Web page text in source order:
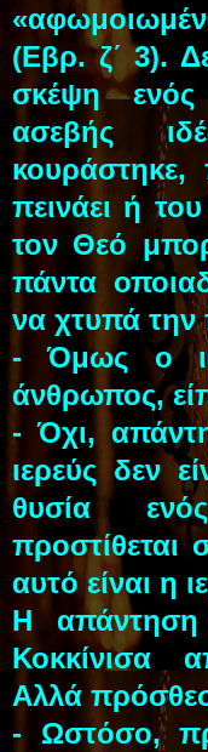
(Εβρ. ζ΄ 3).
σκέψη
ασεβής
πεινάει ή
τον Θεό
πάντα
να χτυπά την
- Όμως ο
άνθρωπος,
- Όχι,
ιερεύς δεν
θυσία
προστίθεται
αυτό είναι η
Η
Κοκκίνισα
Αλλά
- Ωστόσο,